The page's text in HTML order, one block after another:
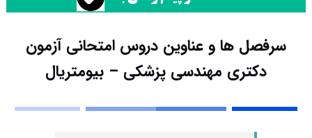
سرفصل ها و عناوین دروس امتحانی آزمون
دکتری مهندسی پزشکی – بیومتریال